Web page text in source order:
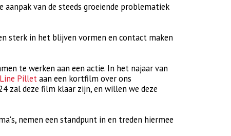
aanpak van de steeds groeiende problematiek
sterk in het blijven vormen en contact maken
te werken aan een actie. In het najaar van
Line Pilletaan een kortfilm over ons
zal deze film klaar zijn, en willen we deze
nemen een standpunt in en treden hiermee